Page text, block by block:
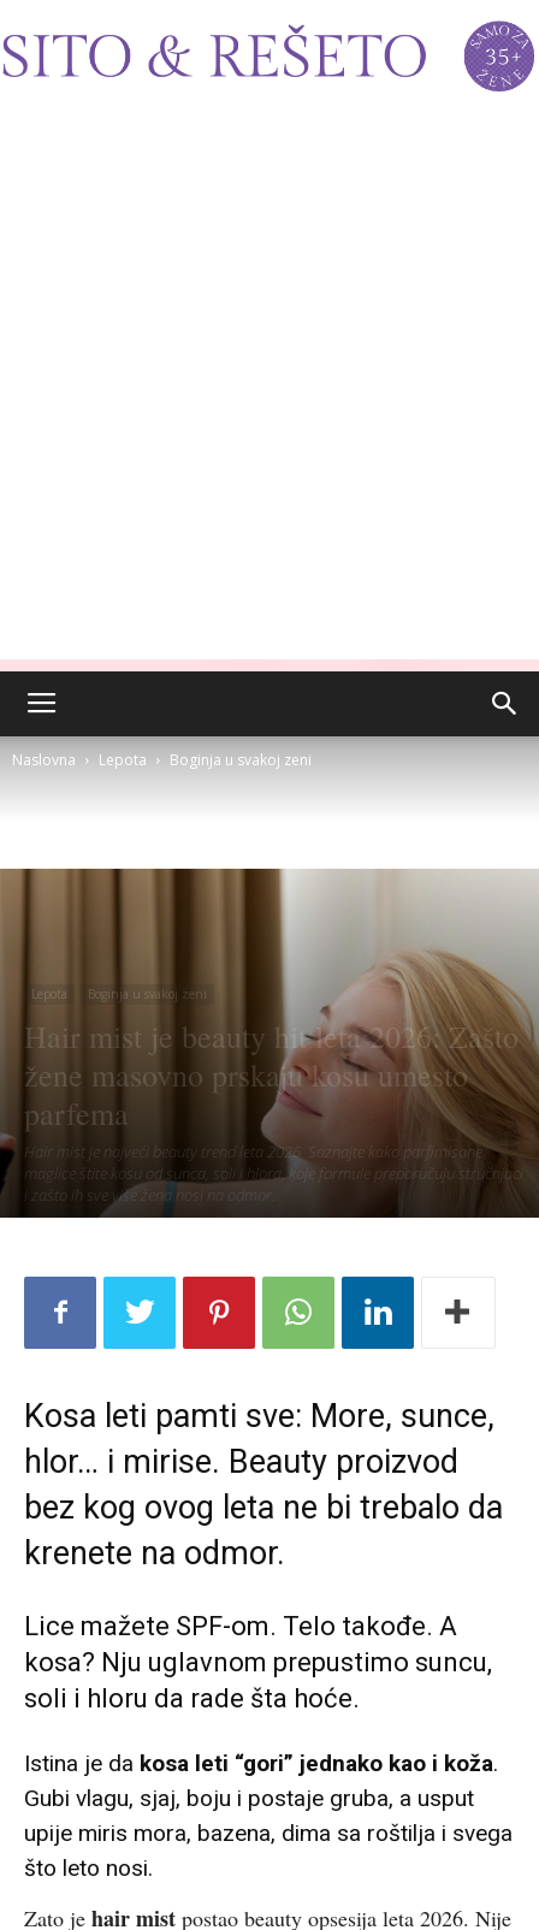
Naslovna Lepota Boginja u svakoj zeni
Lepota Boginja u svakoj zeni
Hair mist je beauty hit leta 2026: Zašto
žene masovno prskaju kosu umesto
parfema
Hair mist je najveći beauty trend leta 2026. Saznajte kako parfimisane
maglice štite kosu od sunca, soli i hlora, koje formule preporučuju stručnjaci
i zašto ih sve više žena nosi na odmor.
Kosa leti pamti sve: More, sunce,
hlor… i mirise. Beauty proizvod
bez kog ovog leta ne bi trebalo da
krenete na odmor.
Lice mažete SPF-om. Telo takođe. A
kosa? Nju uglavnom prepustimo suncu,
soli i hloru da rade šta hoće.
Istina je da kosa leti “gori” jednako kao i koža.
Gubi vlagu, sjaj, boju i postaje gruba, a usput
upije miris mora, bazena, dima sa roštilja i svega
što leto nosi.
Zato je hair mist postao beauty opsesija leta 2026. Nije